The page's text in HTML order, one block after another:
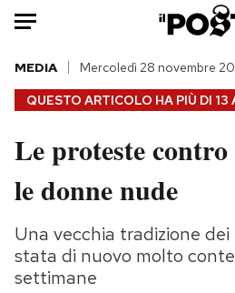
HOME
Italia
Politica
Tecnologia
Internet
Scienza
QUESTO ARTICOLO HA PIÙ DI 13
MEDIA Mercoledì 28 novembre
Le proteste
le donne nude
Una vecchia tradizione
stata di nuovo molto
settimane